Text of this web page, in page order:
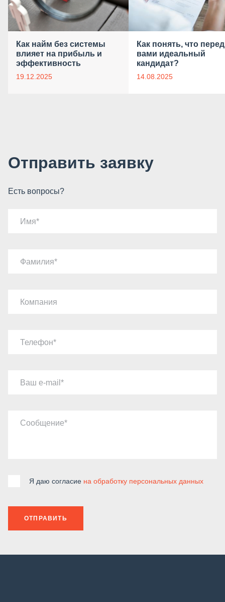
Как найм без системы
влияет на прибыль и
эффективность
19.12.2025
Как понять, что перед
вами идеальный
кандидат?
14.08.2025
Отправить заявку
Есть вопросы?
Имя
Фамилия
Компания
Телефон
Ваш e-mail
Сообщение
Я даю согласие на обработку персональных данных
ОТПРАВИТЬ